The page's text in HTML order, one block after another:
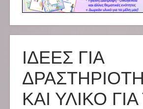
ΙΔΕΕΣ ΓΙΑ
ΚΑΙ ΥΛΙΚΟ